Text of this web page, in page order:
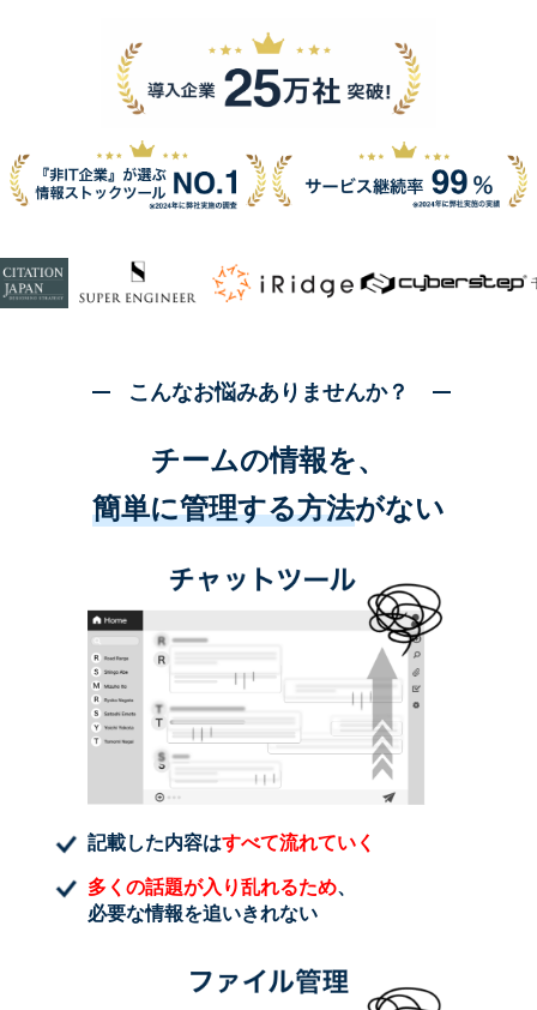
こんなお悩みありませんか？
チームの情報を、
簡単に管理する方法がない
記載した内容はすべて流れていく
多くの話題が入り乱れるため、
必要な情報を追いきれない